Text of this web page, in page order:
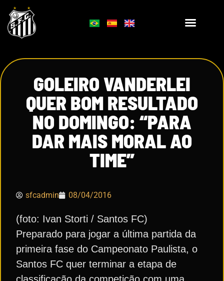
GOLEIRO VANDERLEI
QUER BOM RESULTADO
NO DOMINGO: “PARA
DAR MAIS MORAL AO
TIME”
sfcadmin 08/04/2016
(foto: Ivan Storti / Santos FC)
Preparado para jogar a última partida da
primeira fase do Campeonato Paulista, o
Santos FC quer terminar a etapa de